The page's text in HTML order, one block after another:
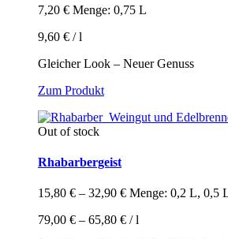
der
7,20 € Menge: 0,75 L
9,60 € /l
Gleicher Look – Neuer Genuss
Zum Produkt
Out of stock
Rhabarbergeist
15,80 € – 32,90 € Menge: 0,2 L, 0,5
79,00 € – 65,80 € /l